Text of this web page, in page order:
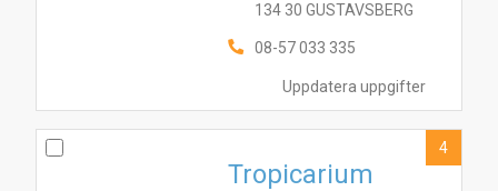
Uppdatera uppgifter
134 30 GUSTAVSBERG
08-57 033 335
Tropicarium
4